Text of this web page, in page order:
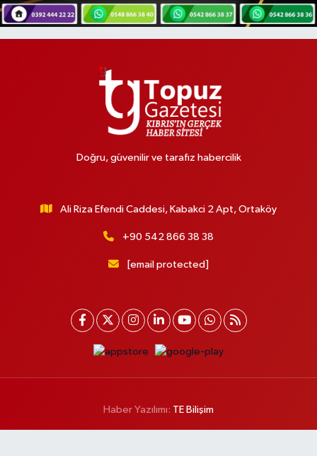
Doğru, güvenilir ve tarafız habercilik
Ali Riza Efendi Caddesi, Kabakci 2 Apt, Ortaköy
+90 542 866 38 38
[email protected]
Haber Yazılımı: TE Bilişim